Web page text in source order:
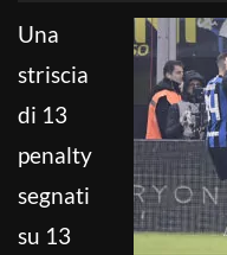
Una
striscia
di 13
penalty
segnati
su 13